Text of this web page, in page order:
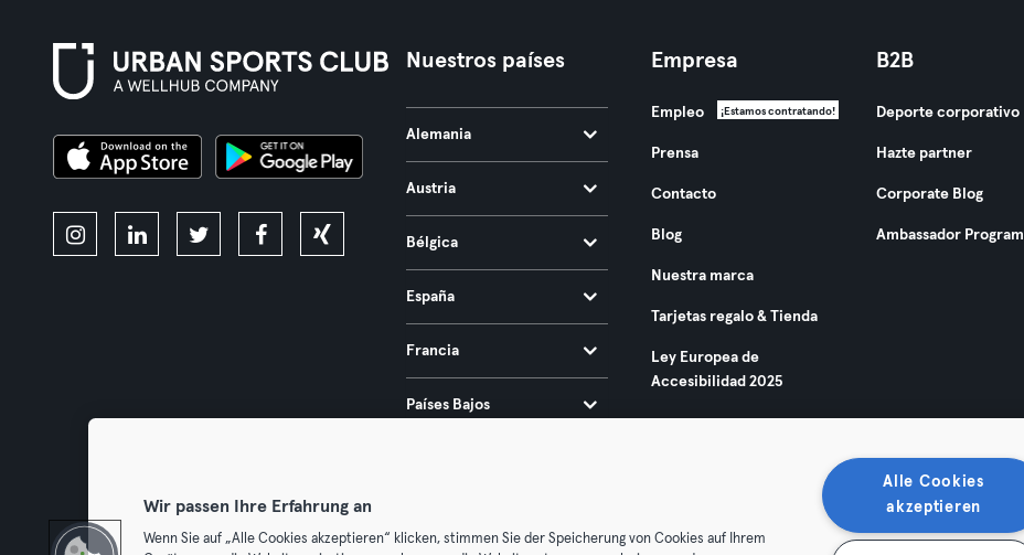
Nuestros países
Alemania
Austria
Bélgica
España
Francia
Países Bajos
Empresa
Empleo ¡Estamos contratando!
Prensa
Contacto
Blog
Nuestra marca
Tarjetas regalo & Tienda
Ley Europea de
Accesibilidad 2025
B2B
Deporte corporativo
Hazte partner
Corporate Blog
Ambassador Program
Wir passen Ihre Erfahrung an
Wenn Sie auf „Alle Cookies akzeptieren“ klicken, stimmen Sie der Speicherung von Cookies auf Ihrem
Alle Cookies
akzeptieren